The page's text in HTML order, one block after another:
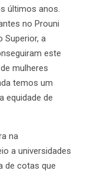
últimos anos.
no Prouni
Superior, a
este
mulheres
temos um
equidade de
na
a universidades
de cotas que